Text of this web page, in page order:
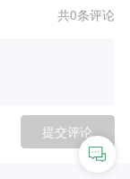
共0条评论
提交评论